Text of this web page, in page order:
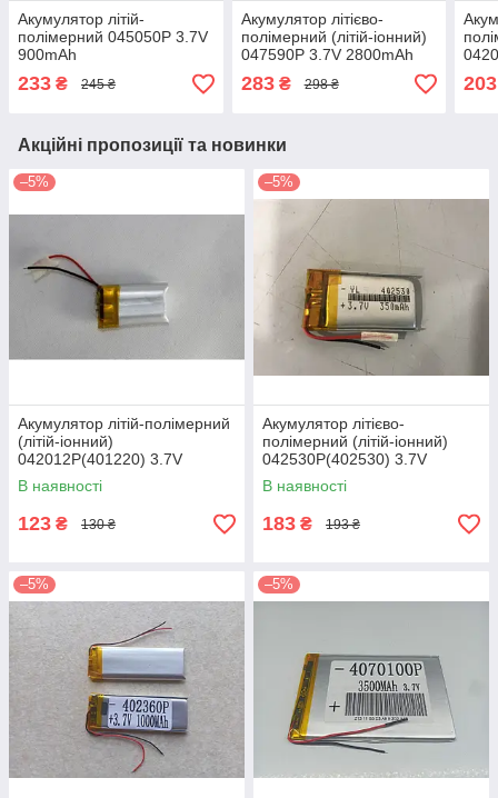
Акумулятор літій-
полімерний 045050P 3.7V
900mAh
233 ₴ 245 ₴
Акумулятор літієво-
полімерний (літій-іонний)
047590P 3.7V 2800mAh
283₴ 298 ₴ 203
Акційні пропозиції та новинки
–5%
Акумулятор літій-полімерний
(літій-іонний)
042012P(401220) 3.7V
150mAh
В наявності
123 ₴ 130 ₴
–5%
Акумулятор літієво-
полімерний (літій-іонний)
042530P(402530) 3.7V
350mAh
В наявності
183 ₴ 193 ₴
–5% –5%